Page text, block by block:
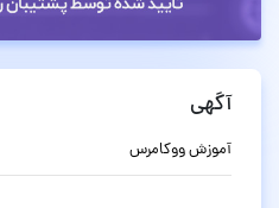
آگهی
آموزش ووکامرس